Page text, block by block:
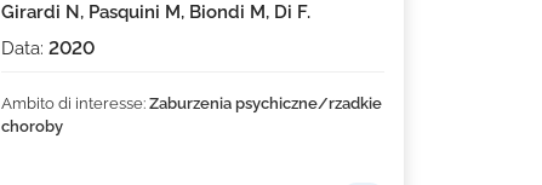
Girardi N, Pasquini M, Biondi M, Di F.
Data: 2020
Ambito di interesse: Zaburzenia psychiczne/rzadkie
choroby